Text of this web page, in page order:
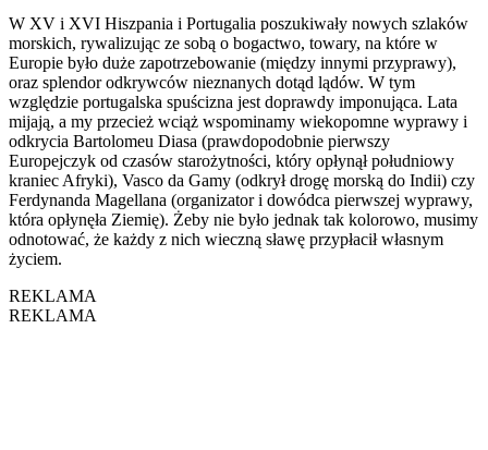
W XV i XVI Hiszpania i Portugalia poszukiwały nowych szlaków
morskich, rywalizując ze sobą o bogactwo, towary, na które w
Europie było duże zapotrzebowanie (między innymi przyprawy),
oraz splendor odkrywców nieznanych dotąd lądów. W tym
względzie portugalska spuścizna jest doprawdy imponująca. Lata
mijają, a my przecież wciąż wspominamy wiekopomne wyprawy i
odkrycia Bartolomeu Diasa (prawdopodobnie pierwszy
Europejczyk od czasów starożytności, który opłynął południowy
kraniec Afryki), Vasco da Gamy (odkrył drogę morską do Indii) czy
Ferdynanda Magellana (organizator i dowódca pierwszej wyprawy,
która opłynęła Ziemię). Żeby nie było jednak tak kolorowo, musimy
odnotować, że każdy z nich wieczną sławę przypłacił własnym
życiem.
REKLAMA
REKLAMA